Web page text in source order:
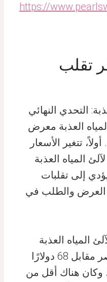
https://
تقلب
التحدي النهائي
العذبة معرض
تتغير الأسعار
المياه العذبة
إلى تقلبات
العرض والطلب في
المياه العذبة
البنفسجية المنتجة في مصر مقابل 68 دولارًا
واحدة في عام 2023، وكان هناك أقل من